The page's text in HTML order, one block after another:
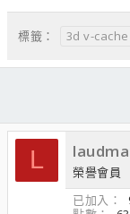
標籤： 3d v-cache
L
榮譽會員
已加入